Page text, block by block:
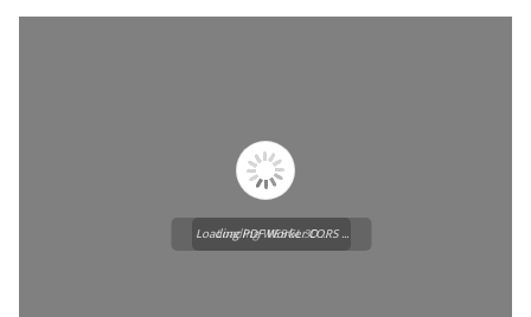
Loading WEBGL 3D ...
Loading PDF Worker CORS ...